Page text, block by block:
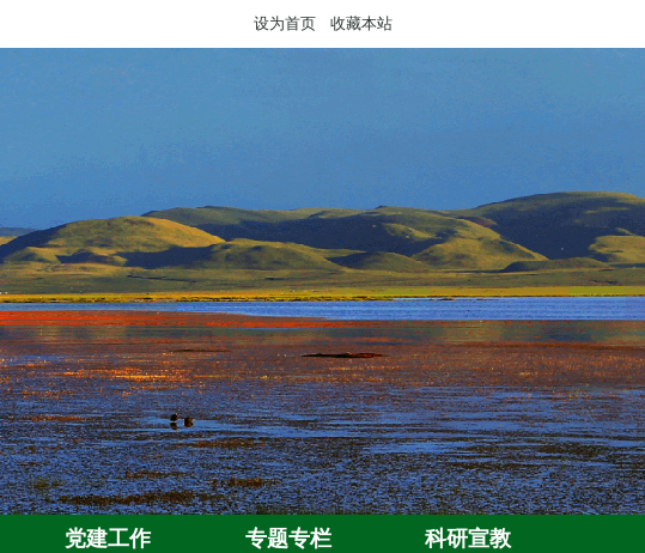
设为首页 收藏本站
党建工作 专题专栏 科研宣教